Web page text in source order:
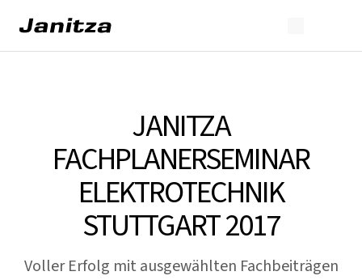
JANITZA
FACHPLANERSEMINAR
ELEKTROTECHNIK
STUTTGART 2017
Voller Erfolg mit ausgewählten Fachbeiträgen